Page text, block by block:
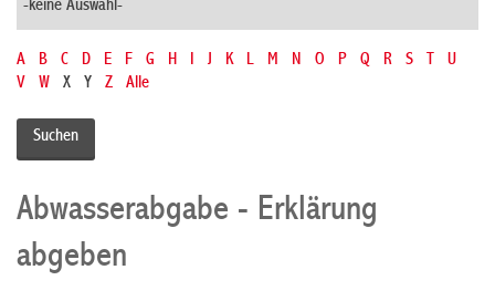
A B C D E F G H I J K L M N O P Q R S T
U
V
W X Y Z Alle
Abwasserabgabe - Erklärung
abgeben